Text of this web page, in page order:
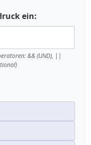
ein:
&& (UND), ||